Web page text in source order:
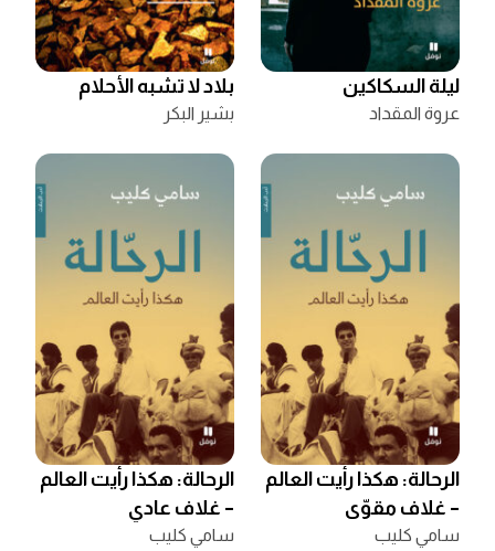
ليلة السكاكين
عروة المقداد
بلاد لا تشبه الأحلام
بشير البكر
الرحالة: هكذا رأيت العالم
– غلاف مقوّى
سامي كليب
الرحالة: هكذا رأيت العالم
– غلاف عادي
سامي كليب